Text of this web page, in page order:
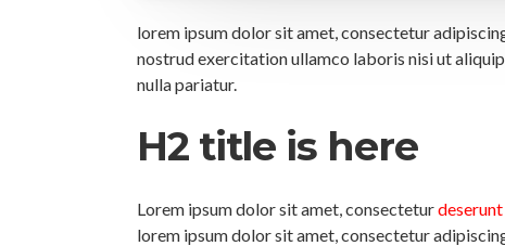
lorem ipsum dolor sit amet, consectetur
nostrud exercitation ullamco laboris nisi ut
nulla pariatur.
H2 title is here
Lorem ipsum dolor sit amet, consectetur
lorem ipsum dolor sit amet, consectetur